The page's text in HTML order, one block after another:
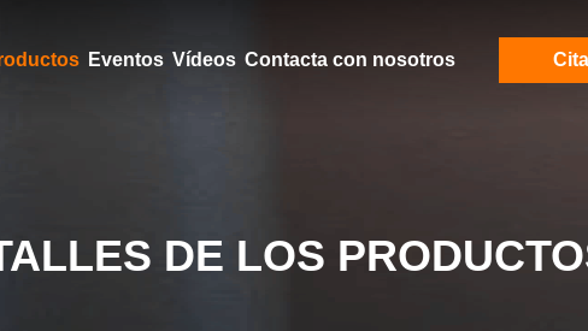
Eventos Vídeos Contacta con nosotros Cita
DE LOS